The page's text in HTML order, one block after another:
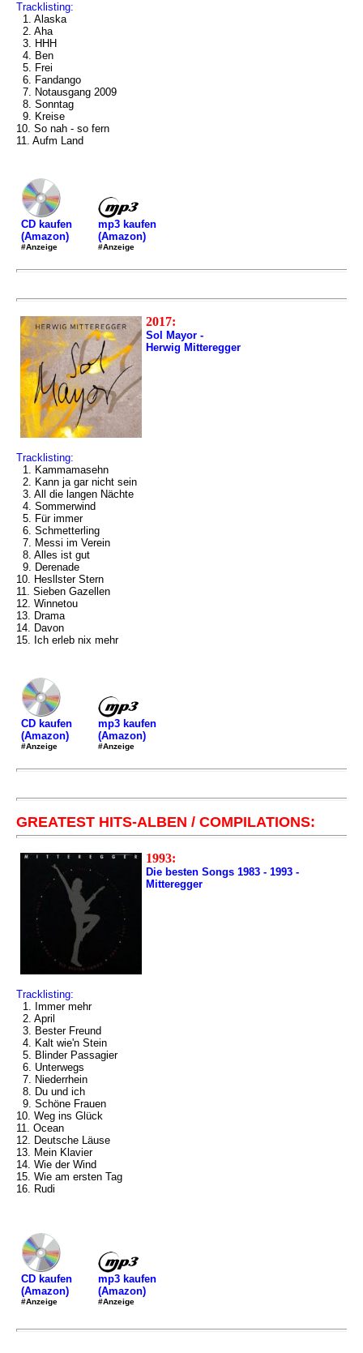
Tracklisting:
1. Alaska
2. Aha
3. HHH
4. Ben
5. Frei
6. Fandango
7. Notausgang 2009
8. Sonntag
9. Kreise
10. So nah - so fern
11. Aufm Land
CD kaufen
(Amazon)
#Anzeige
mp3 kaufen
(Amazon)
#Anzeige
2017:
Sol Mayor -
Herwig Mitteregger
Tracklisting:
1. Kammamasehn
2. Kann ja gar nicht sein
3. All die langen Nächte
4. Sommerwind
5. Für immer
6. Schmetterling
7. Messi im Verein
8. Alles ist gut
9. Derenade
10. Hesllster Stern
11. Sieben Gazellen
12. Winnetou
13. Drama
14. Davon
15. Ich erleb nix mehr
CD kaufen
(Amazon)
#Anzeige
mp3 kaufen
(Amazon)
#Anzeige
GREATEST HITS-ALBEN / COMPILATIONS:
1993:
Die besten Songs 1983 - 1993 -
Mitteregger
Tracklisting:
1. Immer mehr
2. April
3. Bester Freund
4. Kalt wie'n Stein
5. Blinder Passagier
6. Unterwegs
7. Niederrhein
8. Du und ich
9. Schöne Frauen
10. Weg ins Glück
11. Ocean
12. Deutsche Läuse
13. Mein Klavier
14. Wie der Wind
15. Wie am ersten Tag
16. Rudi
CD kaufen
(Amazon)
#Anzeige
mp3 kaufen
(Amazon)
#Anzeige